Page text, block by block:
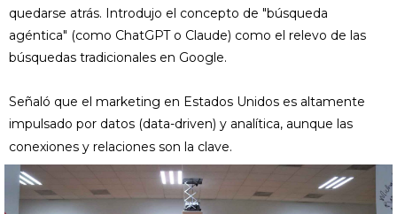
quedarse atrás. Introdujo el concepto de "búsqueda
agéntica" (como ChatGPT o Claude) como el relevo de las
búsquedas tradicionales en Google.
Señaló que el marketing en Estados Unidos es altamente
impulsado por datos (data-driven) y analítica, aunque las
conexiones y relaciones son la clave.